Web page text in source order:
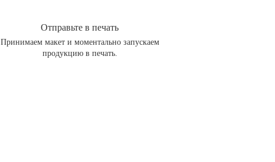
Отправьте в печать
Принимаем макет и моментально запускаем
продукцию в печать.